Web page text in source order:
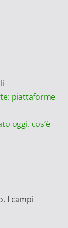
piattaforme
oggi: cos’è
I campi